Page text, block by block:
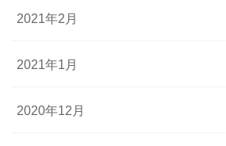
2021年2月
2021年1月
2020年12月